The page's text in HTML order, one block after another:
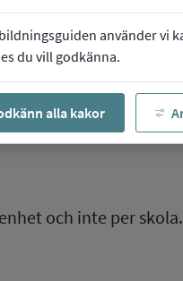
använder vi
du vill godkänna.
alla kakor
och inte per